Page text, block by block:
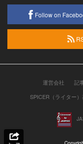
Follow on
運営会社 記
SPICER（ライター